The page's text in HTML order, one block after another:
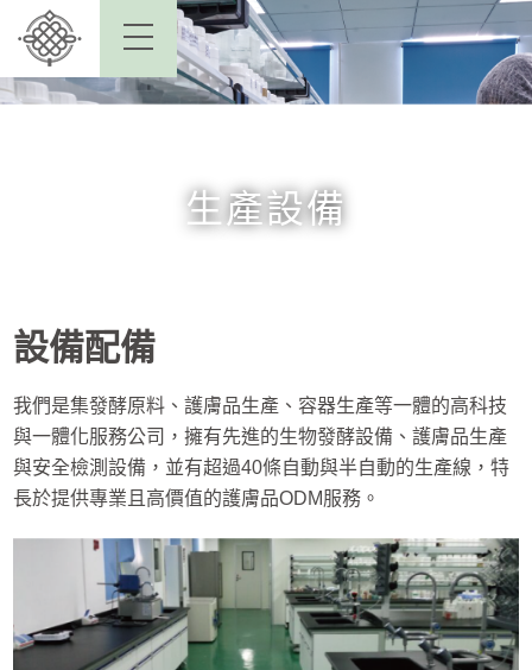
生產設備
設備配備
我們是集發酵原料、護膚品生產、容器生產等一體的高科技
與一體化服務公司，擁有先進的生物發酵設備、護膚品生產
與安全檢測設備，並有超過40條自動與半自動的生產線，特
長於提供專業且高價值的護膚品ODM服務。